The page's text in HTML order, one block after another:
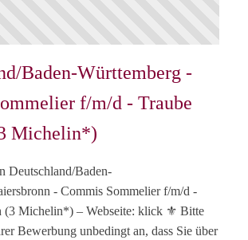
Baden-Württemberg -
f/m/d - Traube
Michelin*)
Deutschland/Baden-
- Commis Sommelier f/m/d -
(3 Michelin*) – Webseite: klick ⚜️ Bitte
Bewerbung unbedingt an, dass Sie über